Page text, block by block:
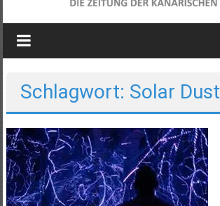
Wochenblatt
die
Kanarischen
Inseln
Schlagwort: Solar Dust